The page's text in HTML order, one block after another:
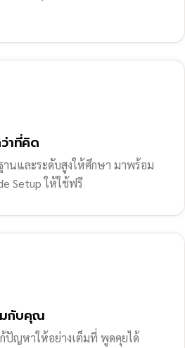
าที่คิด
านและระดับสูงให้ศึกษา มาพร้อม
Setup ให้ใช้ฟรี
มกับคุณ
ญหาให้อย่างเต็มที่ พูดคุยได้